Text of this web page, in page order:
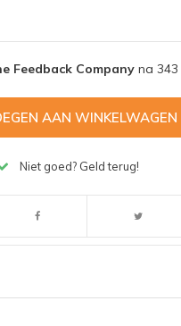
Feedback Companyna 343
AAN WINKELWAGEN
Niet goed? Geld terug!